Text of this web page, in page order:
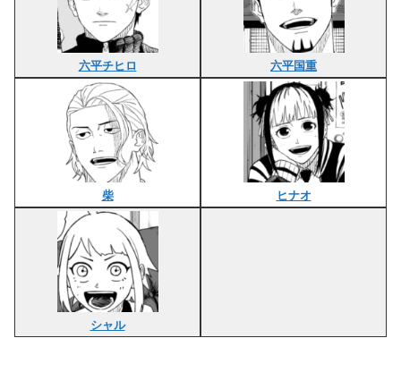
六平チヒロ 六平国重
柴 ヒナオ
シャル